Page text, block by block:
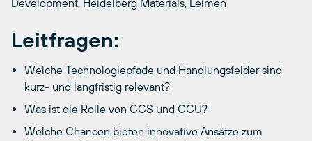
Development, Heidelberg Materials, Leimen
Leitfragen:
Welche Technologiepfade und Handlungsfelder sind
kurz- und langfristig relevant?
Was ist die Rolle von CCS und CCU?
Welche Chancen bieten innovative Ansätze zum